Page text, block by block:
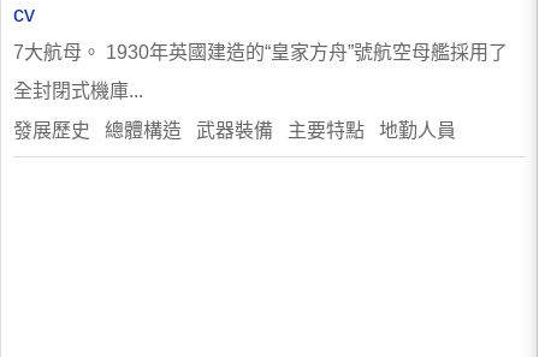
cv
7大航母。 1930年英國建造的“皇家方舟”號航空母艦採用了
全封閉式機庫...
發展歷史 總體構造 武器裝備 主要特點 地勤人員